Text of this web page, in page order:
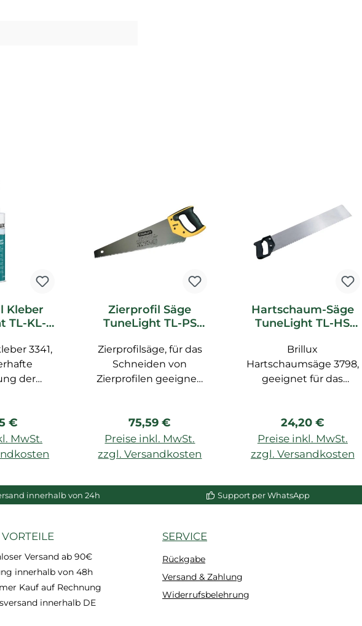
Kleber
TL-KL-
3341,
der
Preis:
€
MwSt.
Zierprofil Säge
TuneLight TL-PS
Zierprofilsäge, für das
Schneiden von
Zierprofilen geeignet,
Klingenlänge
Regulärer Preis:
75,59 €
Preise inkl. MwSt.
zzgl. Versandkosten
Hartschaum-Säge
TuneLight TL-HS
Brillux
Hartschaumsäge 3798,
geeignet für das
gezahntes Sägeblatt,
Klinge: 50x10 cm
Regulärer Preis:
24,20 €
Preise inkl. MwSt.
zzgl. Versandkosten
innerhalb von 24h Support per WhatsApp
Versand ab 90€
innerhalb von 48h
Kauf auf Rechnung
innerhalb DE
SERVICE
Rückgabe
Versand & Zahlung
Widerrufsbelehrung